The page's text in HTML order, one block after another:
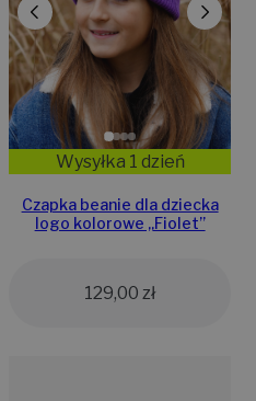
Wysyłka 1 dzień
Czapka beanie dla dziecka
logo kolorowe „Fiolet”
129,00 zł